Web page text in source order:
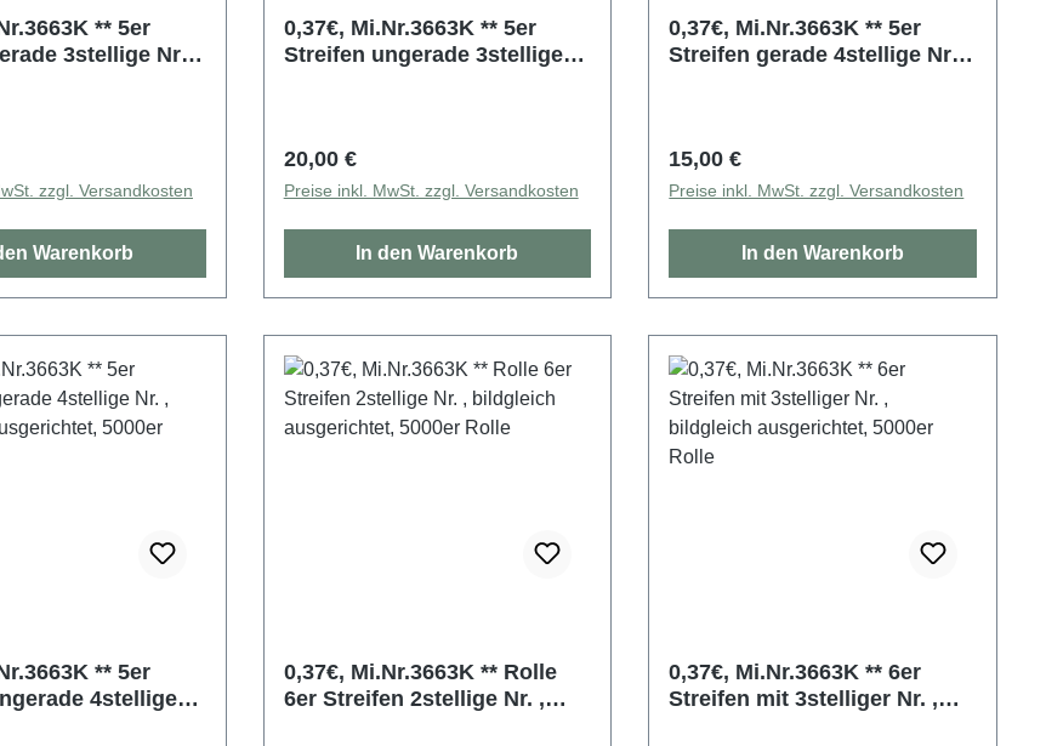
** 5er
3stellige Nr. ,
zzgl. Versandkosten
Warenkorb
0,37€, Mi.Nr.3663K ** 5er
Streifen ungerade 3stellige
Regulärer Preis:
20,00 €
Preise inkl. MwSt. zzgl. Versandkosten
In den Warenkorb
0,37€, Mi.Nr.3663K ** 5er
Streifen gerade 4stellige Nr. ,
Regulärer Preis:
15,00 €
Preise inkl. MwSt. zzgl. Versandkosten
In den Warenkorb
** 5er
4stellige
0,37€, Mi.Nr.3663K ** Rolle
6er Streifen 2stellige Nr. ,
0,37€, Mi.Nr.3663K ** 6er
Streifen mit 3stelliger Nr. ,